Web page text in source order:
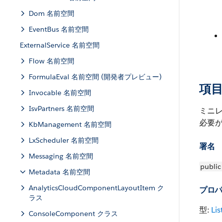
Dom 名前空間
EventBus 名前空間
ExternalService 名前空間
Flow 名前空間
FormulaEval 名前空間 (開発者プレビュー)
Invocable 名前空間
IsvPartners 名前空間
KbManagement 名前空間
LxScheduler 名前空間
Messaging 名前空間
Metadata 名前空間
AnalyticsCloudComponentLayoutItem ク
ラス
ConsoleComponent クラス
項
ミニ
必要
署名
public
プロ
型: